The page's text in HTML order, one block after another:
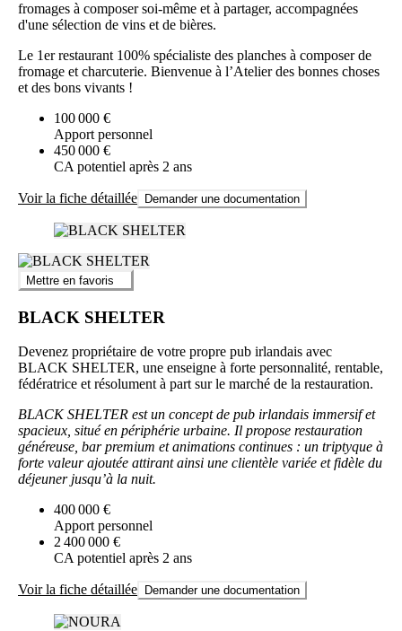
fromages à composer soi-même et à partager, accompagnées
d'une sélection de vins et de bières.
Le 1er restaurant 100% spécialiste des planches à composer de
fromage et charcuterie. Bienvenue à l’Atelier des bonnes choses
et des bons vivants !
100 000 €
Apport personnel
450 000 €
CA potentiel après 2 ans
Voir la fiche détaillée Demander une documentation
Mettre en favoris
BLACK SHELTER
Devenez propriétaire de votre propre pub irlandais avec
BLACK SHELTER, une enseigne à forte personnalité, rentable,
fédératrice et résolument à part sur le marché de la restauration.
BLACK SHELTER est un concept de pub irlandais immersif et
spacieux, situé en périphérie urbaine. Il propose restauration
généreuse, bar premium et animations continues : un triptyque à
forte valeur ajoutée attirant ainsi une clientèle variée et fidèle du
déjeuner jusqu’à la nuit.
400 000 €
Apport personnel
2 400 000 €
CA potentiel après 2 ans
Voir la fiche détaillée Demander une documentation